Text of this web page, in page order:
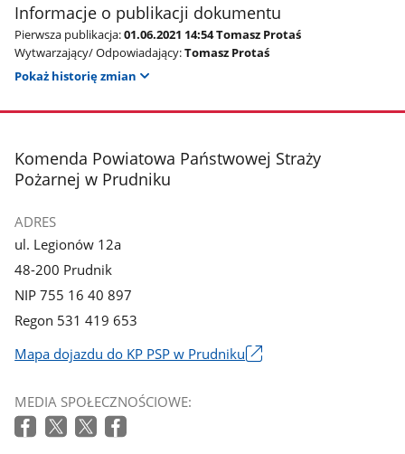
Informacje o publikacji dokumentu
Pierwsza publikacja:01.06.2021 14:54 Tomasz Protaś
Wytwarzający/ Odpowiadający:Tomasz Protaś
Pokaż historię zmian
stopka
Komenda Powiatowa Państwowej Straży
Pożarnej w Prudniku
ADRES
ul. Legionów 12a
48-200 Prudnik
NIP 755 16 40 897
Regon 531 419 653
Mapa dojazdu do KP PSP w Prudniku
się
w
MEDIA SPOŁECZNOŚCIOWE: